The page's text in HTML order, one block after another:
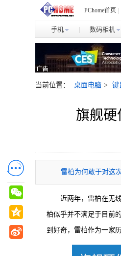
PChome首页
手机 数码相机
当前位置： 桌面电脑 > 键
旗舰硬
雷柏为何敢于对这
近两年，雷柏在无
柏似乎并不满足于目前
到好奇，雷柏作为一家